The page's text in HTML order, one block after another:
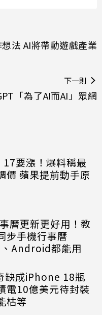
法 AI將帶動遊戲產業
下一則
「為了AI而AI」眾網
要漲！爆料稱最
價 蘋果提前動手原
曆更新更好用！教
步手機行事曆
Android都能用
缺成iPhone 18瓶
電10億美元待封裝
枯等